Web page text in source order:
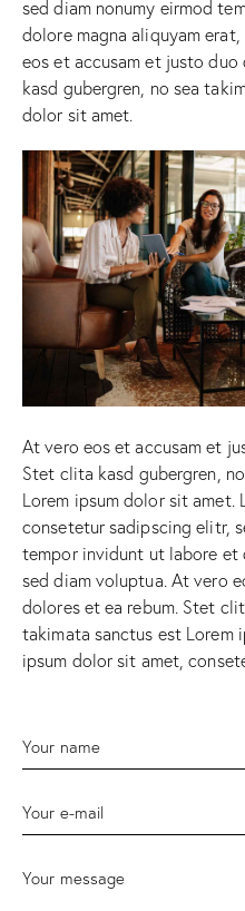
sed diam nonumy eirmod
dolore magna aliquyam
eos et accusam et justo
kasd gubergren, no sea
dolor sit amet.
At vero eos et accusam et
Stet clita kasd gubergren,
Lorem ipsum dolor sit amet.
consetetur sadipscing elitr,
tempor invidunt ut labore et
sed diam voluptua. At vero
dolores et ea rebum. Stet
takimata sanctus est Lorem
ipsum dolor sit amet,